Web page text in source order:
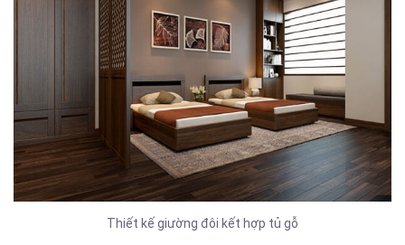
Thiết kế giường đôi kết hợp tủ gỗ